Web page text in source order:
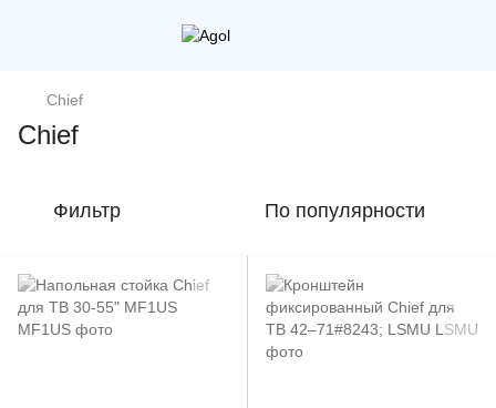
Chief
Chief
Фильтр По популярности